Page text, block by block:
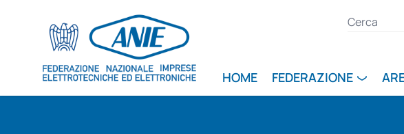
HOME FEDERAZIONE